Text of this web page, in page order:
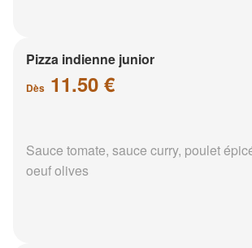
Pizza indienne junior
Dès 11.50 €
Sauce tomate, sauce curry, poulet
oeuf olives